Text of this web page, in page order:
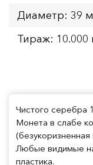
Диаметр: 39
Тираж: 10.000
Чистого серебра
Монета в слабе
(безукоризненная
Любые видимые
пластика.